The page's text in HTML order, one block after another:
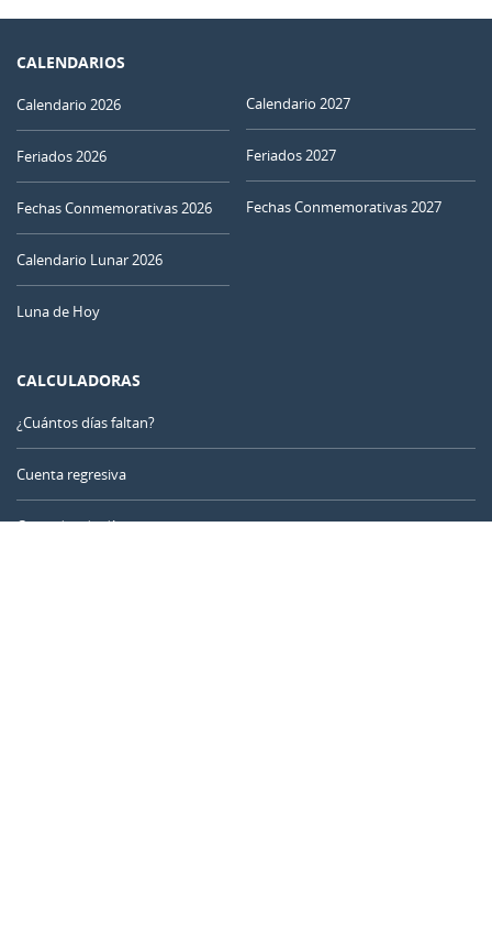
CALENDARIOS
Calendario 2026
Feriados 2026
Fechas Conmemorativas 2026
Calendario Lunar 2026
Luna de Hoy
Calendario 2027
Feriados 2027
Fechas Conmemorativas 2027
CALCULADORAS
¿Cuántos días faltan?
Cuenta regresiva
Contador de días